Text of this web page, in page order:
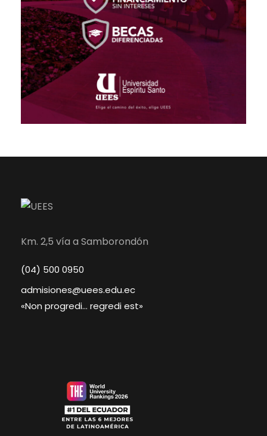
Km. 2,5 vía a Samborondón
(04) 500 0950
admisiones@uees.edu.ec
«Non progredi… regredi est»